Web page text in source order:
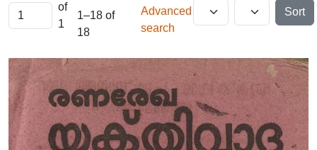
of
1
1–18 of
18
Advanced
search
Sort